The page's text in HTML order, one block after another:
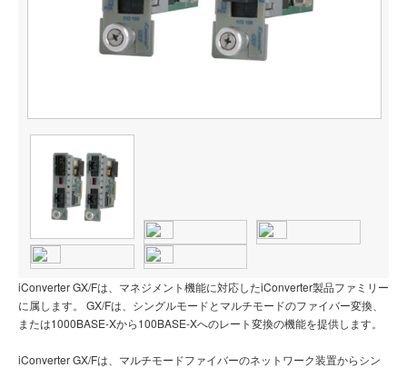
iConverter GX/Fは、マネジメント機能に対応したiConverter製品ファミリー
に属します。 GX/Fは、シングルモードとマルチモードのファイバー変換、
または1000BASE-Xから100BASE-Xへのレート変換の機能を提供します。
iConverter GX/Fは、マルチモードファイバーのネットワーク装置からシン